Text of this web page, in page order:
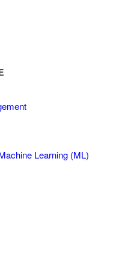
Learning (ML)